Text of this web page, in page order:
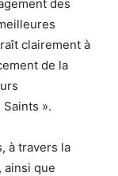
des
clairement à
de la
».
à travers la
ainsi que